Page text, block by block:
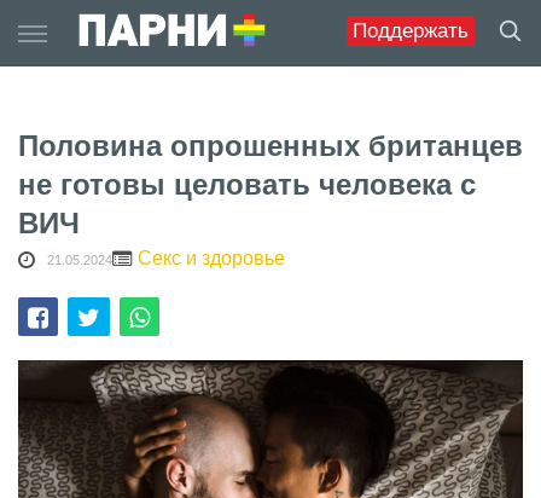
Поддержать
to
content
Половина опрошенных британцев
не готовы целовать человека с
ВИЧ
21.05.2024 Секс и здоровье